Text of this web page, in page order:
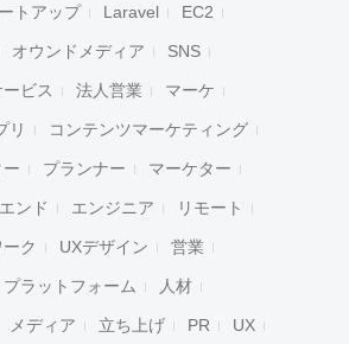
トアップ Laravel EC2
オウンドメディア SNS
ビス 法人営業 マーケ
リ コンテンツマーケティング
プランナー マーケター
ンド エンジニア リモート
ク UXデザイン 営業
プラットフォーム 人材
メディア 立ち上げ PR UX